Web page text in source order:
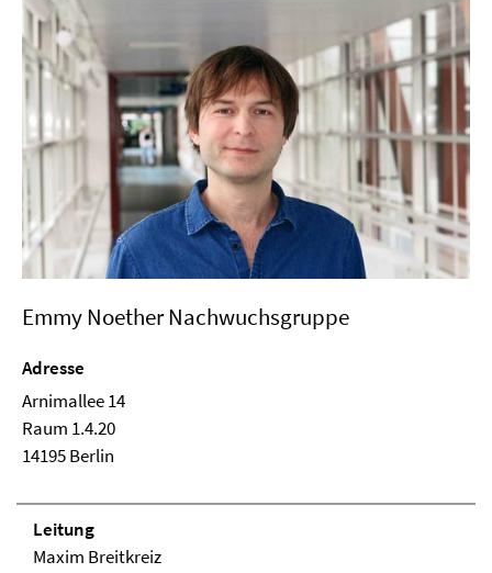
Emmy Noether Nachwuchsgruppe
Adresse
Arnimallee 14
Raum 1.4.20
14195 Berlin
Lei­tung
Maxim Breitkreiz